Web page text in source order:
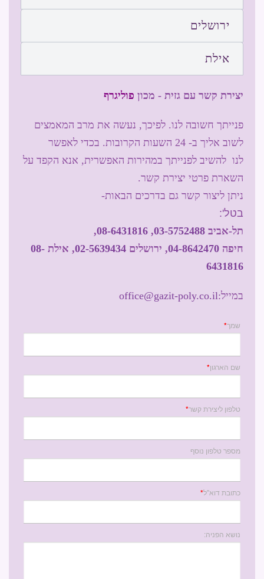
ירושלים
אילת
יצירת קשר עם גזית - מכון פוליגרף
פנייתך חשובה לנו. לפיכך, נעשה את מרב המאמצים
לשוב אליך ב- 24 השעות הקרובות. בכדי לאפשר
לנו להשיב לפנייתך במהירות האפשרית, אנא הקפד על
השארת פרטי יצירת קשר.
ניתן ליצור קשר גם בדרכים הבאות-
בטל':
תל-אביב 03-5752488
,
08-6431816
,
חיפה 04-8642470, ירושלים 02-5639434, אילת 08-
6431816
במייל:office@gazit-poly.co.il
שמך*
שם הארגון*
טלפון ליצירת קשר*
מספר טלפון נוסף
כתובת דוא"ל*
נושא הפניה: